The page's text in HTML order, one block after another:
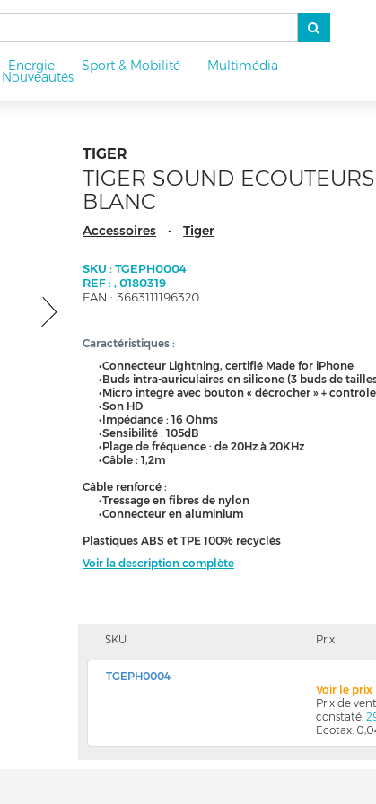
Energie Sport & Mobilité Multimédia
Nouveautés
TIGER
TIGER SOUND
BLANC
Accessoires - Tiger
SKU : TGEPH0004
REF : , 0180319
EAN : 3663111196320
Caractéristiques :
•Connecteur Lightning, certifié Made for iPhone
•Buds intra-auriculaires en silicone (3 buds de
•Micro intégré avec bouton « décrocher » +
•Son HD
•Impédance : 16 Ohms
•Sensibilité : 105dB
•Plage de fréquence : de 20Hz à 20KHz
•Câble : 1,2m
Câble renforcé :
•Tressage en fibres de nylon
•Connecteur en aluminium
Plastiques ABS et TPE 100% recyclés
Voir la description complète
SKU Prix
TGEPH0004
Voir le prix
Prix de
constaté:
Ecotax: